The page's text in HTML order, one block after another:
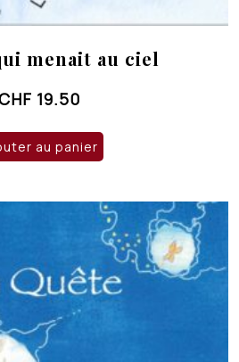
menait au ciel
19.50
au panier